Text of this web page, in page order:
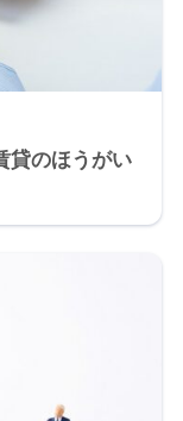
貸のほうがい